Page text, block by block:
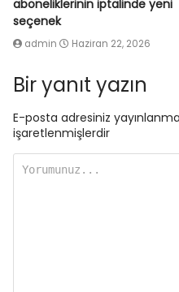
aboneliklerinin iptalinde yeni
seçenek
admin Haziran 22, 2026
Bir yanıt yazın
E-posta adresiniz
işaretlenmişlerdir